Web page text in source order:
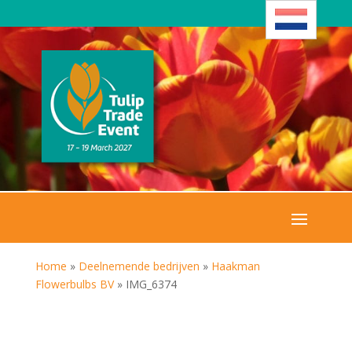
Home » Deelnemende bedrijven » Haakman
Flowerbulbs BV» IMG_6374